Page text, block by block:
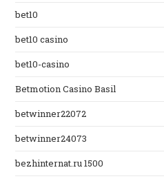
bet10
bet10 casino
bet10-casino
Betmotion Casino Basil
betwinner22072
betwinner24073
bezhinternat.ru 1500